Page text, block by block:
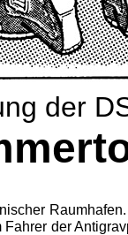
der
der